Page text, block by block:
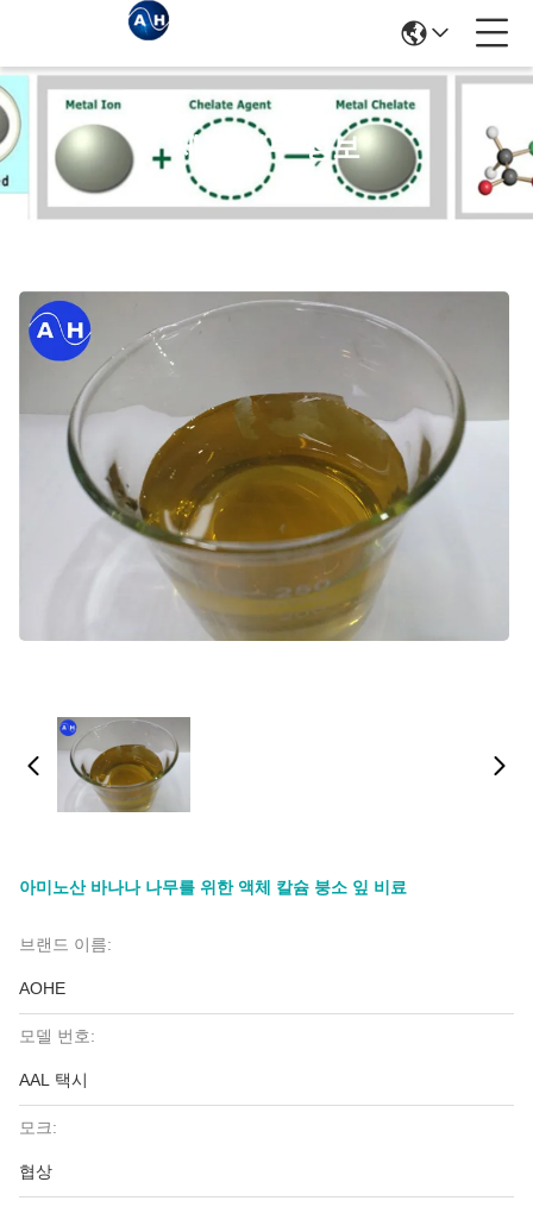
제품 세부 정보
아미노산 바나나 나무를 위한 액체 칼슘 붕소 잎 비료
브랜드 이름:
AOHE
모델 번호:
AAL 택시
모크:
협상